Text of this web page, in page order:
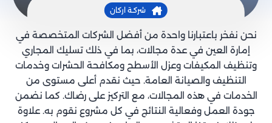
شركـة اركان
نحن نفخر باعتبارنا واحدة من أفضل الشركات المتخصصة في
إمارة العين في عدة مجالات، بما في ذلك تسليك المجاري
وتنظيف المكيفات وعزل الأسطح ومكافحة الحشرات وخدمات
التنظيف والصيانة العامة. حيث نقدم أعلى مستوى من
الخدمات في هذه المجالات، مع التركيز على رضاك. كما نضمن
جودة العمل وفعالية النتائج في كل مشروع نقوم به. علاوة